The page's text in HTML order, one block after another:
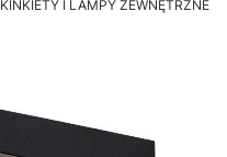
KINKIETY I LAMPY ZEWNĘTRZNE